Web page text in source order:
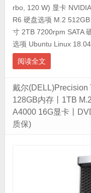
rbo, 120 W) 显卡
R6 硬盘选项 M.2
寸 2TB 7200rpm SATA
选项 Ubuntu Linux
阅读全文
戴尔(DELL)Precision
128GB内存丨1TB
A4000 16G显卡丨
质保)